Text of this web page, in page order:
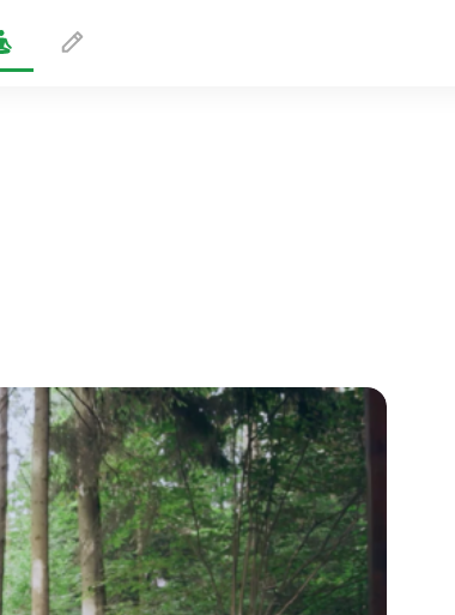
vol de l'âme 01:44
intérieure 01:27
rêves du matin 01:34